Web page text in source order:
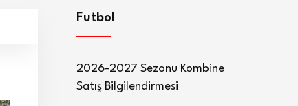
Futbol
2026-2027 Sezonu Kombine
Satış Bilgilendirmesi